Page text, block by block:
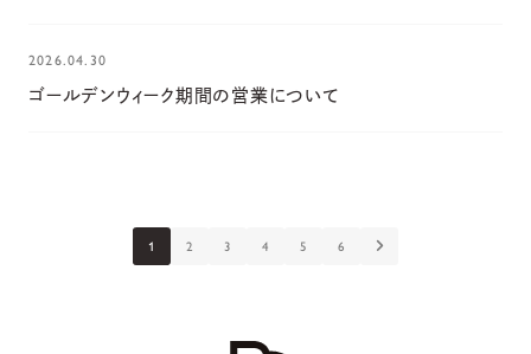
2026.04.30
ゴールデンウィーク期間の営業について
1 2 3 4 5 6